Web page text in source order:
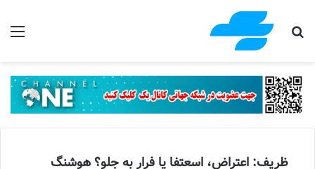
جستجو برای
ظریف: اعتراض، اسعتفا یا فرار به جلو؟ هوشنگ